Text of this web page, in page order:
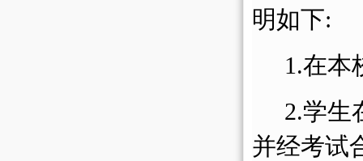
明如下:
1.在
2.学生
并经考试